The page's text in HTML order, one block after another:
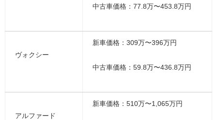
中古車価格：77.8万〜453.8万円
ヴォクシー
新車価格：309万〜396万円
中古車価格：59.8万〜436.8万円
アルファード
新車価格：510万〜1,065万円